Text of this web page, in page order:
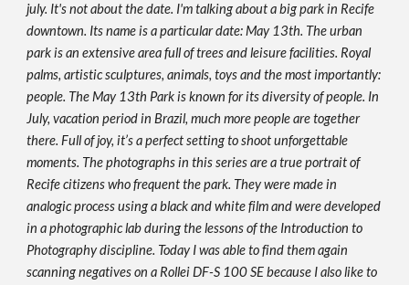
july. It's not about the date. I'm talking about a big park in Recife
downtown. Its name is a particular date: May 13th. The urban
park is an extensive area full of trees and leisure facilities. Royal
palms, artistic sculptures, animals, toys and the most importantly:
people. The May 13th Park is known for its diversity of people. In
July, vacation period in Brazil, much more people are together
there. Full of joy, it’s a perfect setting to shoot unforgettable
moments. The photographs in this series are a true portrait of
Recife citizens who frequent the park. They were made in
analogic process using a black and white film and were developed
in a photographic lab during the lessons of the Introduction to
Photography discipline. Today I was able to find them again
scanning negatives on a Rollei DF-S 100 SE because I also like to